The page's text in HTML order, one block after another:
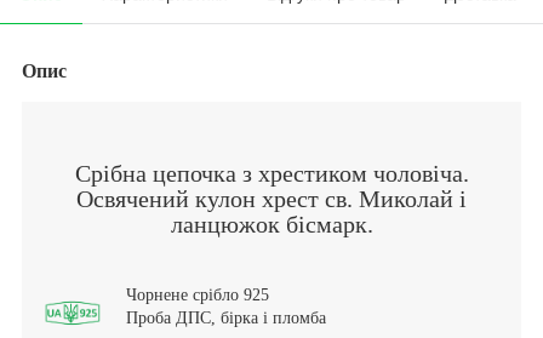
Опис
Срібна цепочка з хрестиком чоловіча.
Освячений кулон хрест св. Миколай і
ланцюжок бісмарк.
Чорнене срібло 925
Проба ДПС, бірка і пломба